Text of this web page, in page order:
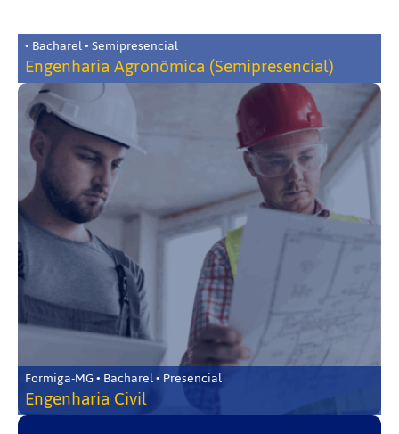
• Bacharel • Semipresencial
Engenharia Agronômica (Semipresencial)
Formiga-MG • Bacharel • Presencial
Engenharia Civil